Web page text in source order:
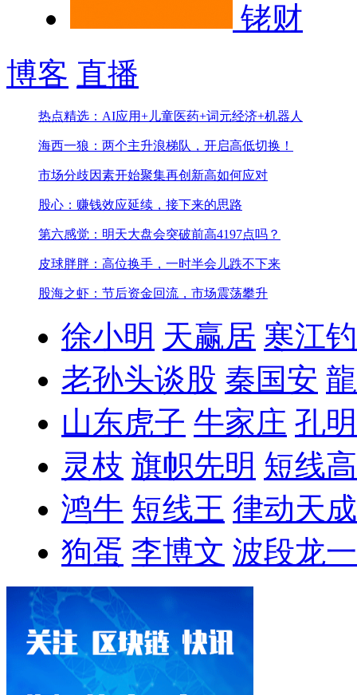
铑财
博客 直播
热点精选：AI应用+儿童医药+词元经济+机器人
海西一狼：两个主升浪梯队，开启高低切换！
市场分歧因素开始聚集再创新高如何应对
股心：赚钱效应延续，接下来的思路
第六感觉：明天大盘会突破前高4197点吗？
皮球胖胖：高位换手，一时半会儿跌不下来
股海之虾：节后资金回流，市场震荡攀升
徐小明 天赢居 寒江
老孙头谈股 秦国安
山东虎子 牛家庄 孔
灵枝 旗帜先明 短线
鸿牛 短线王 律动天成
狗蛋 李博文 波段龙一